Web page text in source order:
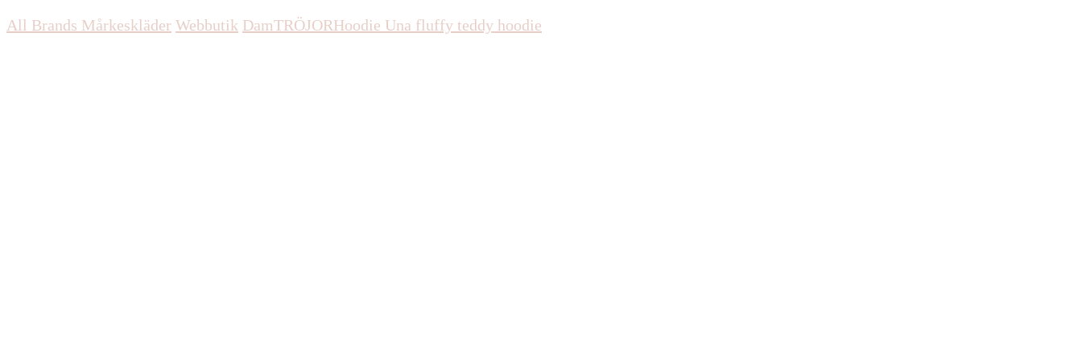
All Brands Mårkeskläder Webbutik DamTRÖJORHoodie Una fluffy teddy hoodie